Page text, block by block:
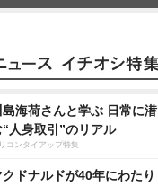
島海荷さんと学ぶ 日常に潜
“人身取引”のリアル
コンタイアップ特集
クドナルドが40年にわたり